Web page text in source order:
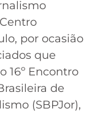
por ocasião
que
16º Encontro
de
(SBPJor),